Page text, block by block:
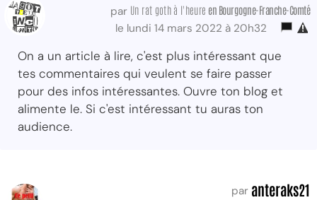
par Un rat goth à l'heure en Bourgogne-Franche-Comté
le lundi 14 mars 2022 à 20h32
On a un article à lire, c'est plus intéressant que
tes commentaires qui veulent se faire passer
pour des infos intéressantes. Ouvre ton blog et
alimente le. Si c'est intéressant tu auras ton
audience.
par anteraks21